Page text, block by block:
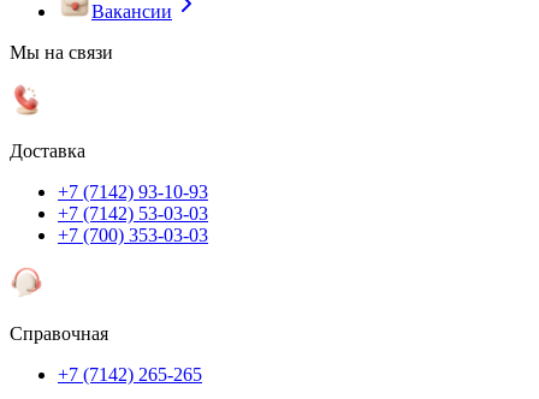
Вакансии
Мы на связи
Доставка
+7 (7142) 93-10-93
+7 (7142) 53-03-03
+7 (700) 353-03-03
Справочная
+7 (7142) 265-265